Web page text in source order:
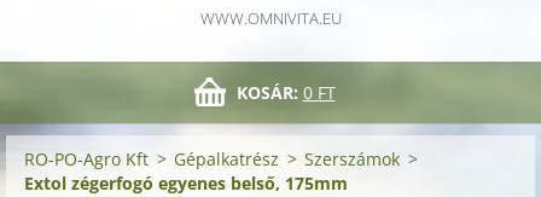
WWW.OMNIVITA.EU
KOSÁR: 0 FT
RO-PO-Agro Kft > Gépalkatrész > Szerszámok >
Extol zégerfogó egyenes belső, 175mm